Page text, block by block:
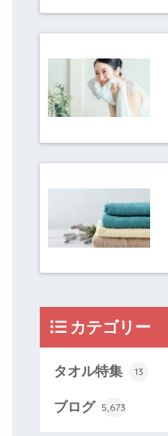
カテゴリー
タオル特集 13
ブログ 5,673